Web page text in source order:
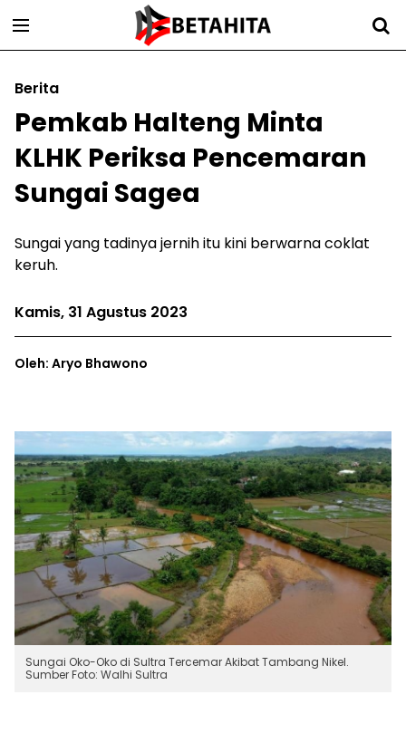
Berita
Pemkab Halteng Minta
KLHK Periksa Pencemaran
Sungai Sagea
Sungai yang tadinya jernih itu kini berwarna coklat
keruh.
Kamis, 31 Agustus 2023
Oleh: Aryo Bhawono
Sungai Oko-Oko di Sultra Tercemar Akibat Tambang Nikel.
Sumber Foto: Walhi Sultra